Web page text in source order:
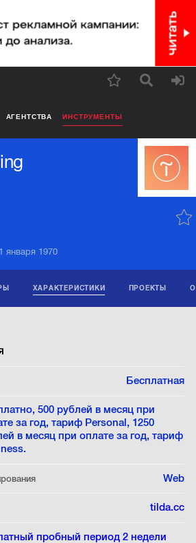
АГЕНТСТВА ИНСТРУМЕНТЫ
января 1970
ХАРАКТЕРИСТИКИ ПРОЕКТЫ
Бесплатная
500 рублей в месяц при
за год, тариф Personal, 1250
в месяц при оплате за год, тариф
Web
tilda.cc
пробный период 2 недели